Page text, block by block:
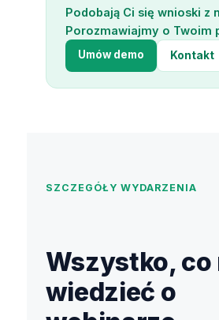
Podobają Ci się wnioski z
Porozmawiajmy o Twoim
Umów demo Kontakt
SZCZEGÓŁY WYDARZENIA
Wszystko, co
wiedzieć o